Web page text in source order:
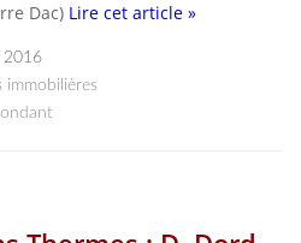
Dac) Lire cet article »
2016
immobilières